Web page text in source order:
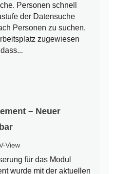
Personen schnell
der Datensuche
Personen zu suchen,
zugewiesen
– Neuer
View
für das Modul
wurde mit der aktuellen